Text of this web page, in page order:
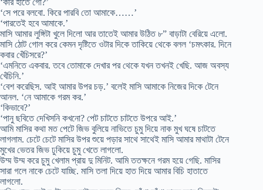
‘কার হাতে গো?’
‘সে পরে বলবো. কিরে পারবি তো আমাকে……’
‘পারতেই হবে আমাকে.’
মাসি আমার লুঙ্গিটা খুলে দিলো আর তাতেই আমার উঠিত ৮” বাড়াটা বেরিয়ে এলো.
মাসি ঠোট গোল করে কেমন দৃষ্টিতে ওটার দিকে তাকিয়ে থেকে বলল ‘চমৎকার. দিনে
কবার খেঁচিসরে?’
‘এমনিতে একবার. তবে তোমাকে দেখার পর থেকে যখন তখনই খেছি. আজ অবস্য
খেঁচিনি.’
‘বেশ করেছিস. আই আমার উপর চড়.’ বলেই মাসি আমাকে নিজের দিকে টেনে
আনল. ‘নে আমাকে গরম কর.’
‘কিভাবে?’
‘পানু ছবিতে দেখিসনি কখনো? পেট চাটতে চাটতে উপরে আই.’
আমি মাসির কথা মত পেটে জিভ বুলিয়ে নাভিতে চুমু দিয়ে নাক মুখ ঘষে চাটতে
লাগলাম. চেটে চেটে মাসির উপর শুয়ে পড়ার সাথে সাথেই মাসি আমার মাথাটা টেনে
মুখের ভেতর জিভ ঢুকিয়ে চুমু খেতে লাগলো.
উম্ম উম্ম করে চুমু খেলাম প্রায় দু মিনিট. আমি ততক্ষনে গরম হয়ে গেছি. মাসির
সারা গলে নাকে চেটে যাচ্ছি. মাসি তলা দিয়ে হাত দিয়ে আমার বিচি হাতাতে
লাগলো.